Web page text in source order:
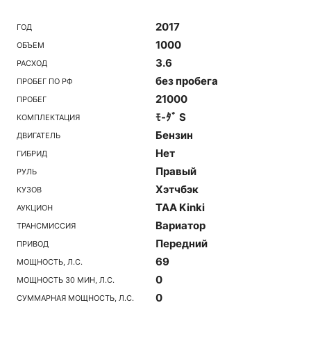
ГОД 2017
ОБЪЕМ 1000
РАСХОД 3.6
ПРОБЕГ ПО РФ без пробега
ПРОБЕГ 21000
КОМПЛЕКТАЦИЯ ﾓ-ﾀﾞ S
ДВИГАТЕЛЬ Бензин
ГИБРИД Нет
РУЛЬ Правый
КУЗОВ Хэтчбэк
АУКЦИОН TAA Kinki
ТРАНСМИССИЯ Вариатор
ПРИВОД Передний
МОЩНОСТЬ, Л.С. 69
МОЩНОСТЬ 30 МИН, Л.С. 0
СУММАРНАЯ МОЩНОСТЬ, Л.С. 0